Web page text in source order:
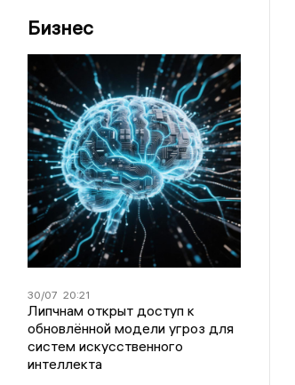
Бизнес
30/07 20:21
Липчнам открыт доступ к
обновлённой модели угроз для
систем искусственного
интеллекта